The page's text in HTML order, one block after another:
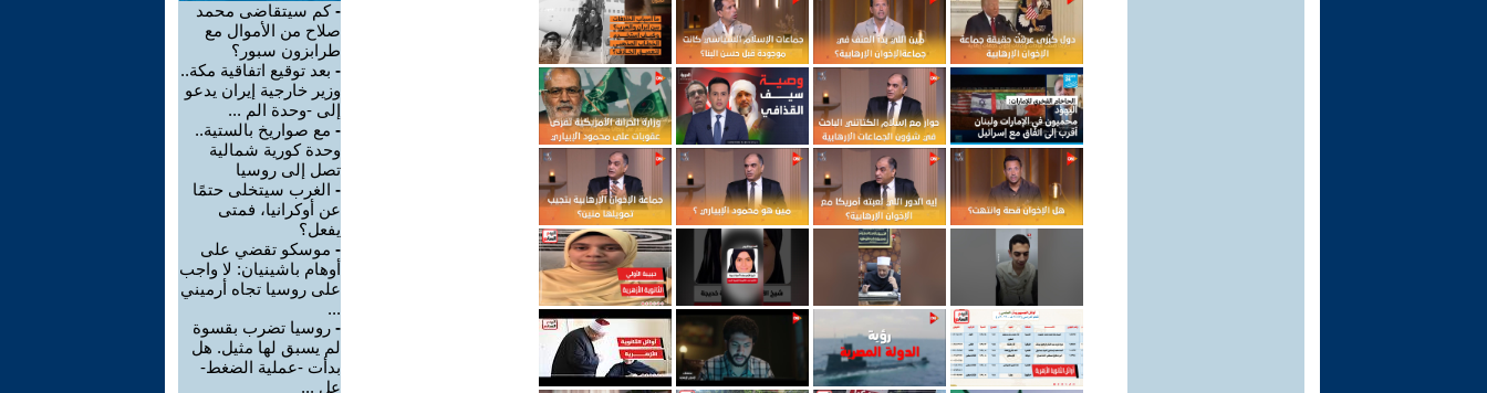
-كم سيتقاضى محمد
صلاح من الأموال مع
طرابزون سبور؟
- بعد توقيع اتفاقية مكة..
وزير خارجية إيران يدعو
إلى -وحدة الم ...
- مع صواريخ بالستية..
وحدة كورية شمالية
تصل إلى روسيا
- الغرب سيتخلى حتمًا
عن أوكرانيا، فمتى
يفعل؟
- موسكو تقضي على
أوهام باشينيان: لا واجب
على روسيا تجاه أرميني
...
- روسيا تضرب بقسوة
لم يسبق لها مثيل. هل
بدأت -عملية الضغط-
عل ...